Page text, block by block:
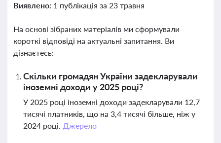
Виявлено: 1 публікація за 23 травня
На основі зібраних матеріалів ми сформували
короткі відповіді на актуальні запитання. Ви
дізнаєтесь:
Скільки громадян України задекларували
іноземні доходи у 2025 році?
У 2025 році іноземні доходи задекларували 12,7
тисячі платників, що на 3,4 тисячі більше, ніж у
2024 році. Джерело